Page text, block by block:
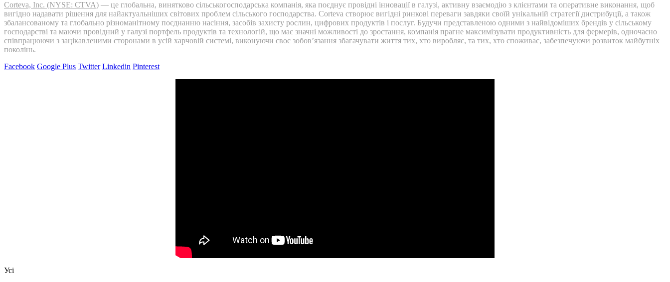
Corteva, Inc. (NYSE: CTVA) — це глобальна, винятково сільськогосподарська компанія, яка поєднує провідні інновації в галузі, активну взаємодію з клієнтами та оперативне виконання, щоб
вигідно надавати рішення для найактуальніших світових проблем сільського господарства. Corteva створює вигідні ринкові переваги завдяки своїй унікальній стратегії дистрибуції, а також
збалансованому та глобально різноманітному поєднанню насіння, засобів захисту рослин, цифрових продуктів і послуг. Будучи представленою одними з найвідоміших брендів у сільському
господарстві та маючи провідний у галузі портфель продуктів та технологій, що має значні можливості до зростання, компанія прагне максимізувати продуктивність для фермерів, одночасно
співпрацюючи з зацікавленими сторонами в усій харчовій системі, виконуючи своє зобов’язання збагачувати життя тих, хто виробляє, та тих, хто споживає, забезпечуючи розвиток майбутніх
поколінь.
Facebook Google Plus Twitter Linkedin Pinterest
Усі